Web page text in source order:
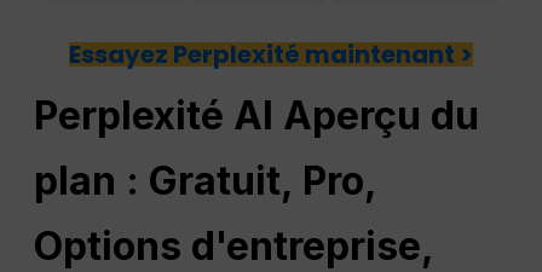
Essayez Perplexité maintenant >
Perplexité AI Aperçu du
plan : Gratuit, Pro,
Options d'entreprise,